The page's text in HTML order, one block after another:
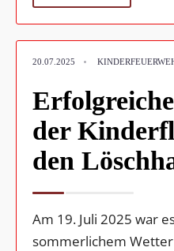
20.07.2025 •
der
den
Am 19. Juli 2025 war
sommerlichem